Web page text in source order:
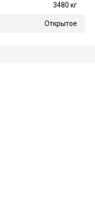
3480 кг
Открытое